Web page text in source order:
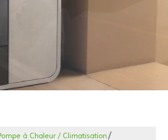
à Chaleur / Climatisation/